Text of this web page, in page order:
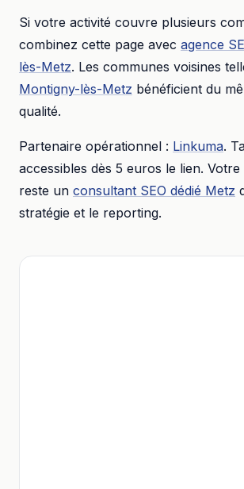
Si votre activité couvre plusieurs
combinez cette page avec agence
lès-Metz. Les communes voisines
Montigny-lès-Metz bénéficient du
qualité.
Partenaire opérationnel : Linkuma.
accessibles dès 5 euros le lien.
reste un consultant SEO dédié Metz
stratégie et le reporting.